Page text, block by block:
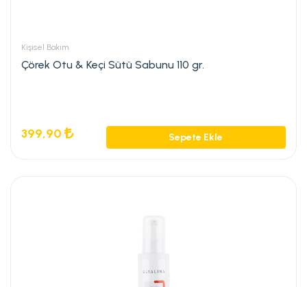
Kişisel Bakım
Çörek Otu & Keçi Sütü Sabunu 110 gr.
399,90 Sepete Ekle